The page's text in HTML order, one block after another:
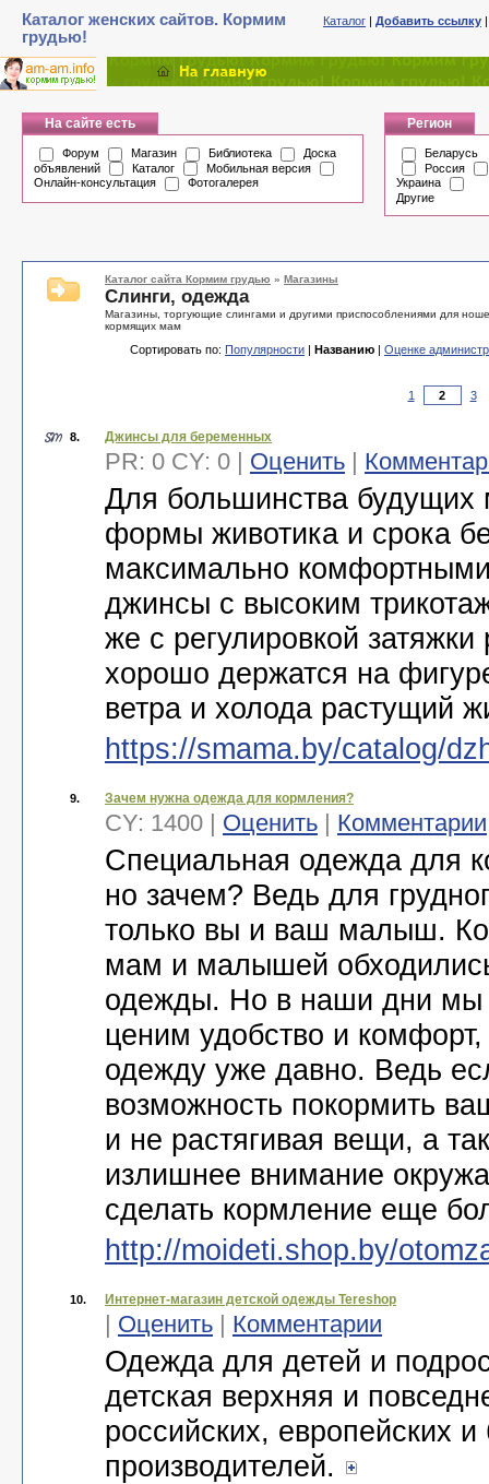
Каталог женских сайтов. Кормим
грудью!
Каталог | Добавить ссылку
На сайте есть
Форум Магазин Библиотека
Доска
объявлений
Каталог
Мобильная версия
Онлайн-консультация
Фотогалерея
Регион
Беларусь
Россия
Украина
Другие
Каталог сайта Кормим грудью » Магазины
Слинги, одежда
Магазины, торгующие слингами и другими приспособлениями для
кормящих мам
Сортировать по: Популярности | Названию | Оценке
1 3
8. Джинсы для беременных
PR: 0 CY: 0 | Оценить |
Для большинства будущих
формы животика и срока
максимально
джинсы с высоким
же с регулировкой
хорошо держатся на
ветра и холода растущий
https://smama.by/catalog/
9. Зачем нужна одежда для кормления?
CY: 1400 | Оценить | Комментарии
Cпециальная одежда для
но зачем? Ведь для
только вы и ваш малыш.
мам и малышей
одежды. Но в наши дни мы
ценим удобство и
одежду уже давно. Ведь
возможность покормить
и не растягивая вещи, а
излишнее внимание
сделать кормление еще
http://moideti.shop.by/
10. Интернет-магазин детской одежды Tereshop
| Оценить | Комментарии
Одежда для детей и
детская верхняя и
российских, европейских и
производителей.